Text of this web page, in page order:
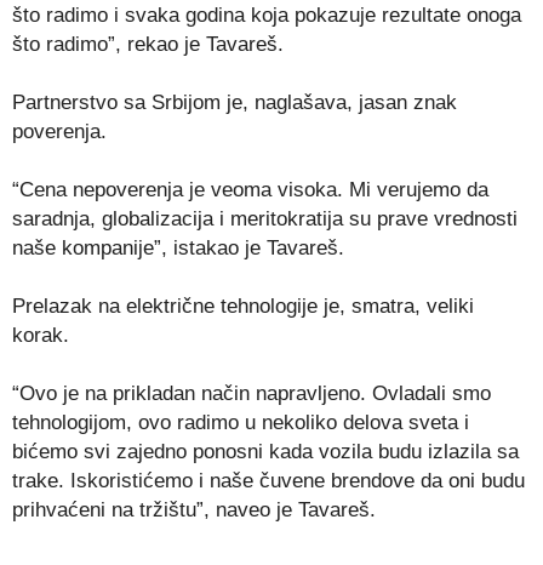
što radimo i svaka godina koja pokazuje rezultate onoga
što radimo”, rekao je Tavareš.
Partnerstvo sa Srbijom je, naglašava, jasan znak
poverenja.
“Cena nepoverenja je veoma visoka. Mi verujemo da
saradnja, globalizacija i meritokratija su prave vrednosti
naše kompanije”, istakao je Tavareš.
Prelazak na električne tehnologije je, smatra, veliki
korak.
“Ovo je na prikladan način napravljeno. Ovladali smo
tehnologijom, ovo radimo u nekoliko delova sveta i
bićemo svi zajedno ponosni kada vozila budu izlazila sa
trake. Iskoristićemo i naše čuvene brendove da oni budu
prihvaćeni na tržištu”, naveo je Tavareš.